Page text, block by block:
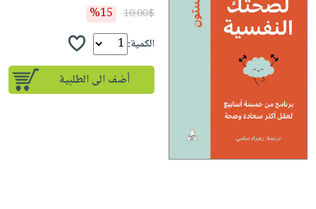
مشوقة
إختياراتنا
كتب
أكاديمية
القراءة
English
books
إختياراتنا
حدود
أسئلة
يتكرر
طرحها
تحميل
حدود
أسئلة
طرحها
تحميل
masmu3
على
Android
الرئيسية
المواضيع
الأكثر
إختياراتنا
وسائل
تعليمية
صندوق
وسائل
تعليمية
الشخصية
الكل
10.00$
%15
الكمية:
أضف الى الطلبية